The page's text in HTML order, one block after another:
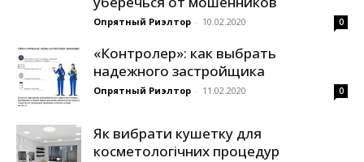
Опрятный Риэлтор - 10.02.2020 0
«Контролер»: как выбрать
надежного застройщика
Опрятный Риэлтор - 11.02.2020 0
Як вибрати кушетку для
косметологічних процедур